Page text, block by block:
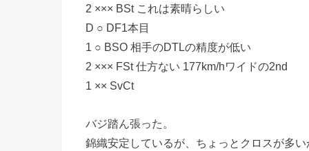
2 ××× BSt これは素晴らしい
D ○ DF1本目
1 ○ BSO 相手のDTLの精度が低い
2 ××× FSt 仕方ない 177km/hワイドの2nd
1 ×× SvCt
バジ踏ん張った。
錦織安定しているが、ちょっとクロスが多